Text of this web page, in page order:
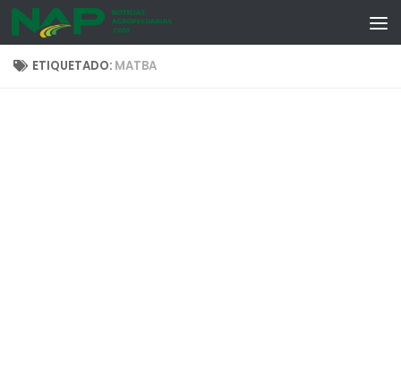
Skip to content
ETIQUETADO: MATBA